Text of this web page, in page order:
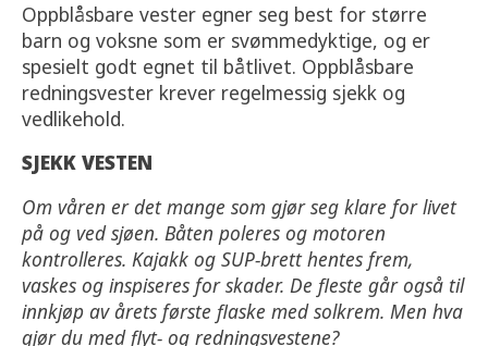
Oppblåsbare vester egner seg best for større
barn og voksne som er svømmedyktige, og er
spesielt godt egnet til båtlivet. Oppblåsbare
redningsvester krever regelmessig sjekk og
vedlikehold.
SJEKK VESTEN
Om våren er det mange som gjør seg klare for livet
på og ved sjøen. Båten poleres og motoren
kontrolleres. Kajakk og SUP-brett hentes frem,
vaskes og inspiseres for skader. De fleste går også til
innkjøp av årets første flaske med solkrem. Men hva
gjør du med flyt- og redningsvestene?